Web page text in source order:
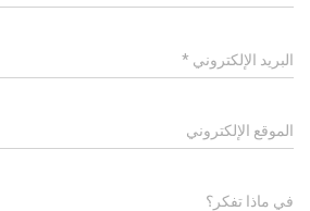
البريد الإلكتروني *
الموقع الإلكتروني
في ماذا تفكر؟